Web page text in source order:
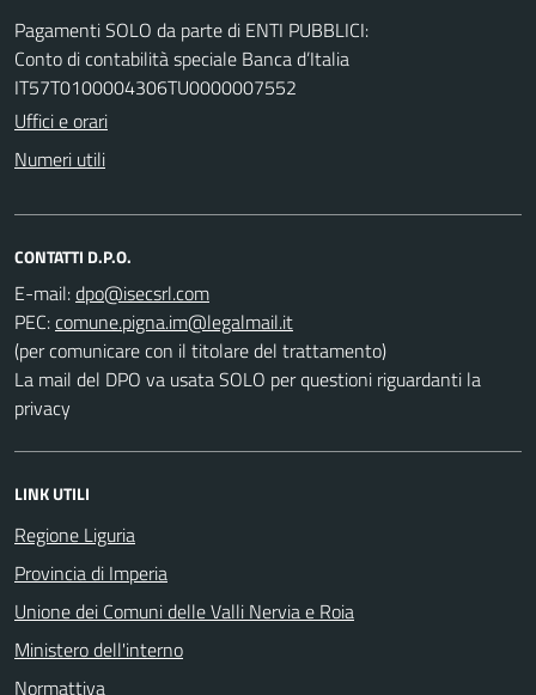
Pagamenti SOLO da parte di ENTI PUBBLICI:
Conto di contabilità speciale Banca d’Italia
IT57T0100004306TU0000007552
Uffici e orari
Numeri utili
CONTATTI D.P.O.
E-mail:
PEC:
(per comunicare con il titolare del trattamento)
La mail del DPO va usata SOLO per questioni riguardanti la
privacy
LINK UTILI
Regione Liguria
Provincia di Imperia
Unione dei Comuni delle Valli Nervia e Roia
Ministero dell'interno
Normattiva